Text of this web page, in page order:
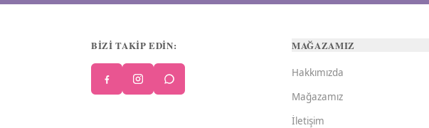
BİZİ TAKİP EDİN: MAĞAZAMIZ
Hakkımızda
Mağazamız
İletişim